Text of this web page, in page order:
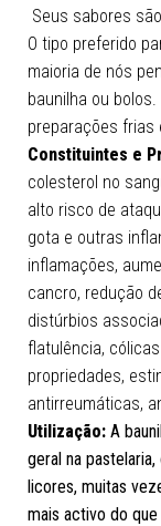
Seus sabores
O tipo preferido
maioria de nós
baunilha ou
preparações frias
Constituintes e
colesterol no
alto risco de
gota e outras
inflamações,
cancro, redução
distúrbios
flatulência,
propriedades,
antirreumáticas,
Utilização: A
geral na
licores, muitas
mais activo do